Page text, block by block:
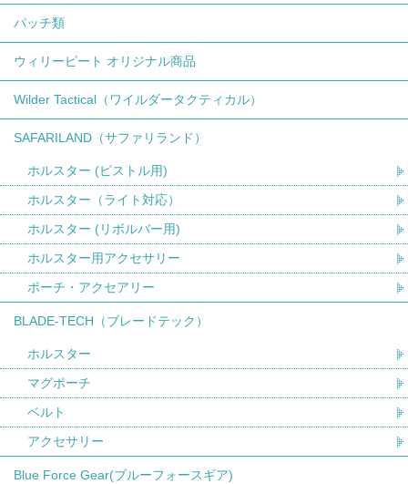
パッチ類
ウィリーピート オリジナル商品
Wilder Tactical（ワイルダータクティカル）
SAFARILAND（サファリランド）
ホルスター (ピストル用)
ホルスター（ライト対応）
ホルスター (リボルバー用)
ホルスター用アクセサリー
ポーチ・アクセアリー
BLADE-TECH（ブレードテック）
ホルスター
マグポーチ
ベルト
アクセサリー
Blue Force Gear(ブルーフォースギア)